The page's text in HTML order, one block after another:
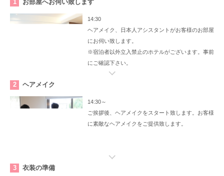
1 お部屋へお伺い致します
14:30
ヘアメイク、日本人アシスタントがお客様のお部屋
にお伺い致します。
※宿泊者以外立入禁止のホテルがございます。事前
にご確認下さい。
2 ヘアメイク
14:30～
ご挨拶後、ヘアメイクをスタート致します。お客様
に素敵なヘアメイクをご提供致します。
3 衣装の準備